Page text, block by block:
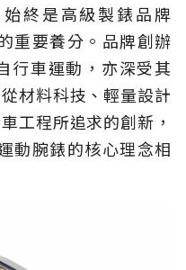
終是高級製錶品牌
重要養分。品牌創辦
行車運動，亦深受其
材料科技、輕量設計
工程所追求的創新，
動腕錶的核心理念相